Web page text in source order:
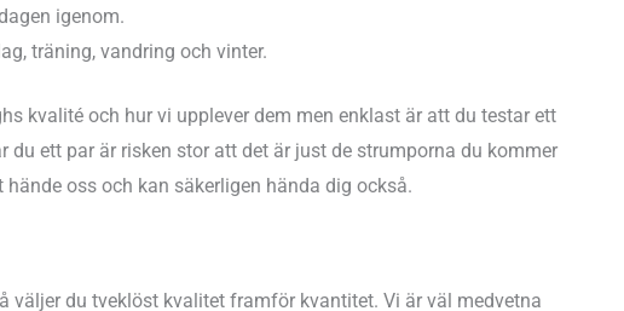
igenom.
träning, vandring och vinter.
kvalité och hur vi upplever dem men enklast är att du testar ett
du ett par är risken stor att det är just de strumporna du kommer
oss och kan säkerligen hända dig också.
väljer du tveklöst kvalitet framför kvantitet. Vi är väl medvetna